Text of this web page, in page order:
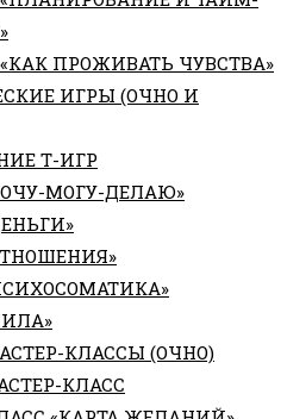
ПРОЖИВАТЬ ЧУВСТВА»
ИГРЫ (ОЧНО И
Т-ИГР
МОГУ-ДЕЛАЮ»
КЛАССЫ (ОЧНО)
КЛАСС